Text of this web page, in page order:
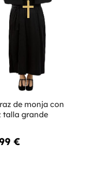
de monja con
talla grande
€